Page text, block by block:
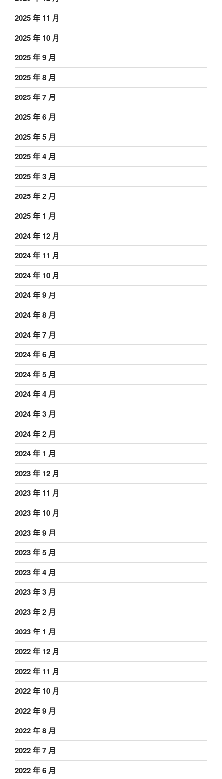
2025 年 11 月
2025 年 10 月
2025 年 9 月
2025 年 8 月
2025 年 7 月
2025 年 6 月
2025 年 5 月
2025 年 4 月
2025 年 3 月
2025 年 2 月
2025 年 1 月
2024 年 12 月
2024 年 11 月
2024 年 10 月
2024 年 9 月
2024 年 8 月
2024 年 7 月
2024 年 6 月
2024 年 5 月
2024 年 4 月
2024 年 3 月
2024 年 2 月
2024 年 1 月
2023 年 12 月
2023 年 11 月
2023 年 10 月
2023 年 9 月
2023 年 5 月
2023 年 4 月
2023 年 3 月
2023 年 2 月
2023 年 1 月
2022 年 12 月
2022 年 11 月
2022 年 10 月
2022 年 9 月
2022 年 8 月
2022 年 7 月
2022 年 6 月